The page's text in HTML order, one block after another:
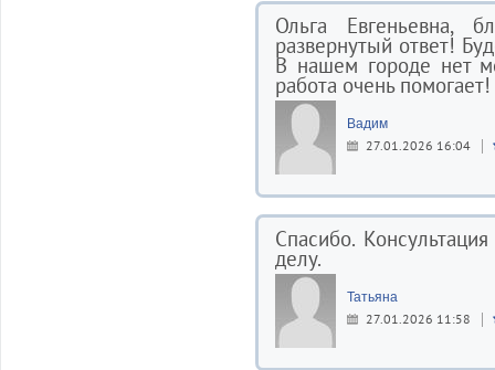
Ольга Евгеньевна,
развернутый ответ!
В нашем городе нет
работа очень помогает!
Вадим
27.01.2026 16:04
Спасибо.
делу.
Татьяна
27.01.2026 11:58